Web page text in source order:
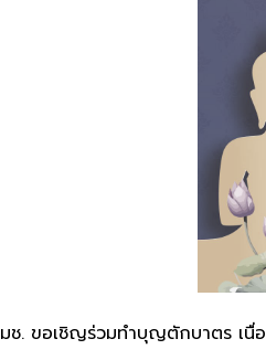
มช. ขอเชิญร่วมทำบุญตักบาตร เ